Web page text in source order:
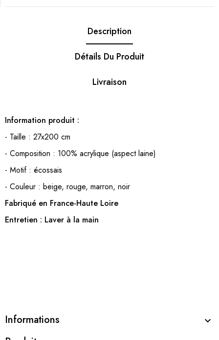
Description
Détails Du Produit
Livraison
Information produit :
- Taille : 27x200 cm
- Composition : 100% acrylique (aspect laine)
- Motif : écossais
- Couleur : beige, rouge, marron, noir
Fabriqué en France-Haute Loire
Entretien : Laver à la main
Informations 